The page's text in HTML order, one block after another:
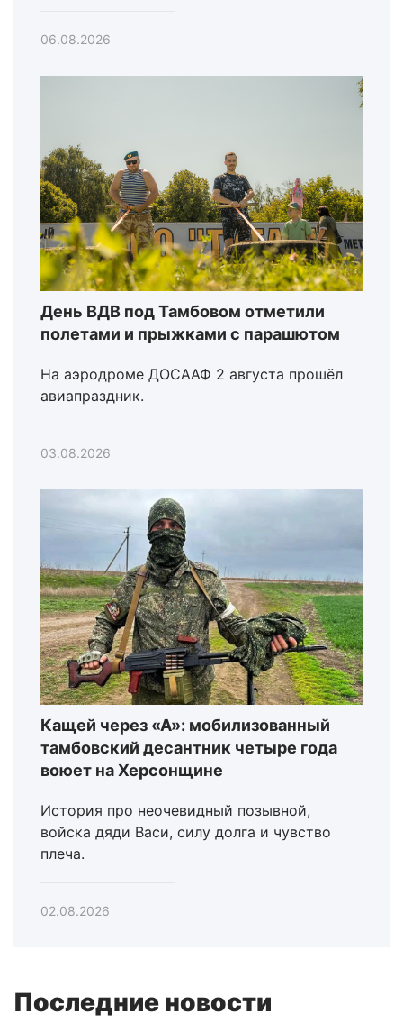
06.08.2026
День ВДВ под Тамбовом отметили
полетами и прыжками с парашютом
На аэродроме ДОСААФ 2 августа прошёл
авиапраздник.
03.08.2026
Кащей через «А»: мобилизованный
тамбовский десантник четыре года
воюет на Херсонщине
История про неочевидный позывной,
войска дяди Васи, силу долга и чувство
плеча.
02.08.2026
Последние новости